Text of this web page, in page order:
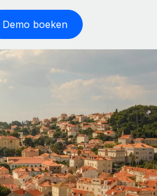
Demo boeken